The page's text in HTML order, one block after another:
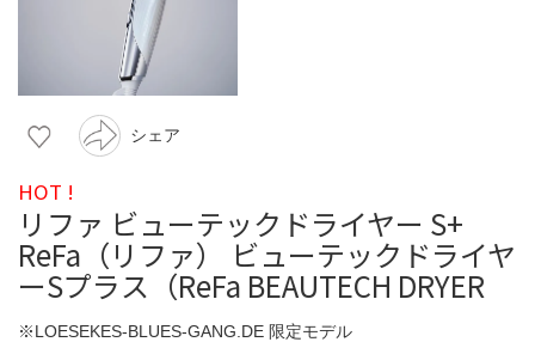
シェア
HOT !
リファ ビューテックドライヤー S+
ReFa（リファ） ビューテックドライヤ
ーSプラス（ReFa BEAUTECH DRYER
※LOESEKES-BLUES-GANG.DE 限定モデル